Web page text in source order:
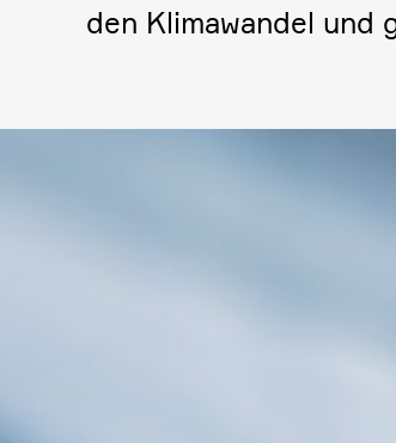
den Klima­wandel und